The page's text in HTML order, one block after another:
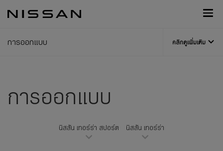
Footer
การออกแบบ คลิกดูเพิ่มเติม
การออกแบบ
นิสสัน เทอร์ร่า สปอร์ต นิสสัน เทอร์ร่า